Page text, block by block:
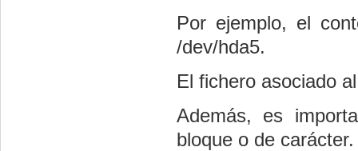
Por ejemplo, el
/dev/hda5.
El fichero asociado
Además, es
bloque o de carácter.